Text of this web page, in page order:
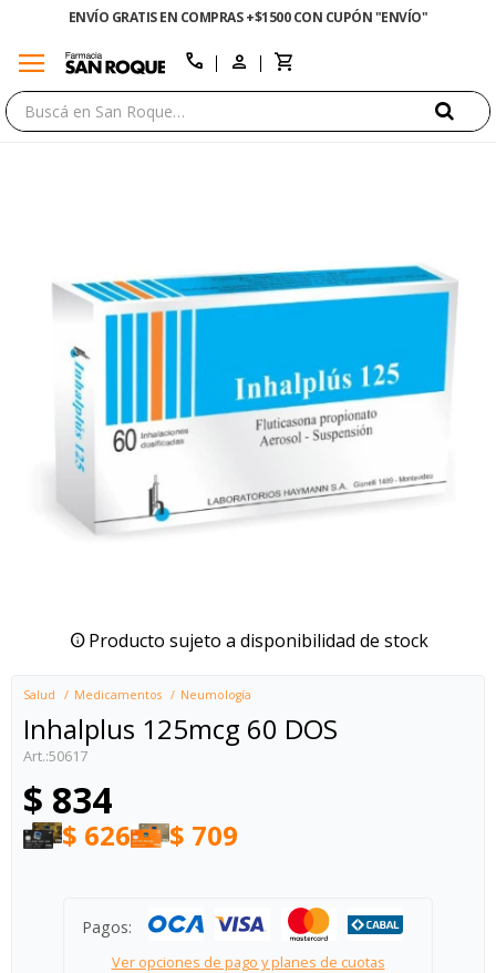
ENVÍO GRATIS EN COMPRAS +$1500 CON CUPÓN "ENVÍO"
menu call
Producto sujeto a disponibilidad de stock
Salud Medicamentos Neumología
Inhalplus 125mcg 60 DOS
50617
$ 834
$ 626 $ 709
Pagos:
Ver opciones de pago y planes de cuotas
close